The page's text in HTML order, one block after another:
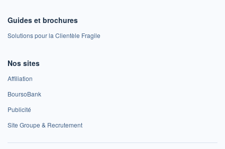
Guides et brochures
Solutions pour la Clientèle Fragile
Nos sites
Affiliation
BoursoBank
Publicité
Site Groupe & Recrutement